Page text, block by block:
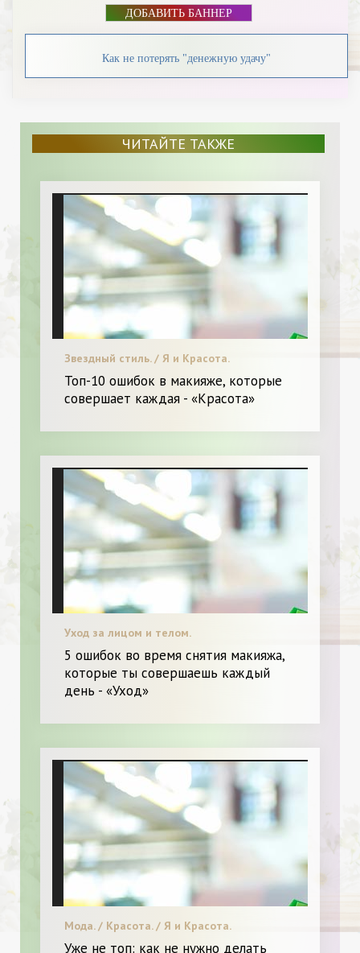
ДОБАВИТЬ БАННЕР
Как не потерять "денежную удачу"
ЧИТАЙТЕ ТАКЖЕ
Звездный стиль. / Я и Красота.
Топ-10 ошибок в макияже, которые
совершает каждая - «Красота»
Уход за лицом и телом.
5 ошибок во время снятия макияжа,
которые ты совершаешь каждый
день - «Уход»
Мода. / Красота. / Я и Красота.
Уже не топ: как не нужно делать